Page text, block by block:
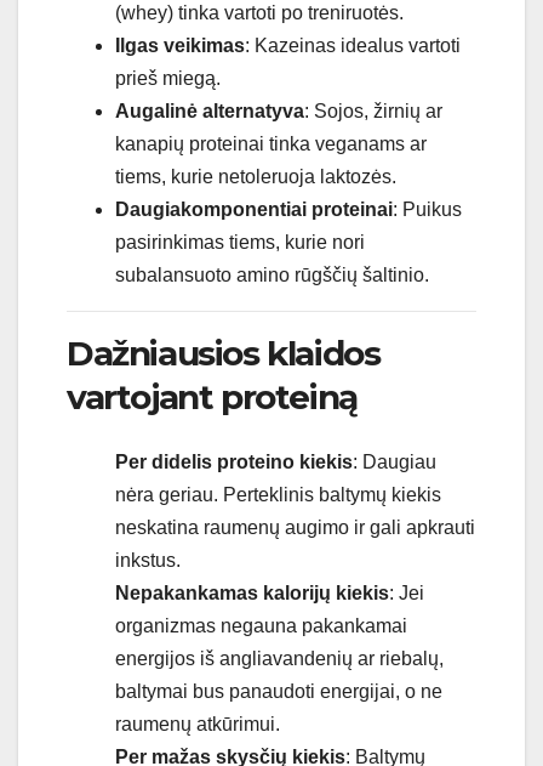
(whey) tinka vartoti po treniruotės.
Ilgas veikimas: Kazeinas idealus vartoti
prieš miegą.
Augalinė alternatyva: Sojos, žirnių ar
kanapių proteinai tinka veganams ar
tiems, kurie netoleruoja laktozės.
Daugiakomponentiai proteinai: Puikus
pasirinkimas tiems, kurie nori
subalansuoto amino rūgščių šaltinio.
Dažniausios klaidos
vartojant proteiną
Per didelis proteino kiekis: Daugiau
nėra geriau. Perteklinis baltymų kiekis
neskatina raumenų augimo ir gali apkrauti
inkstus.
Nepakankamas kalorijų kiekis: Jei
organizmas negauna pakankamai
energijos iš angliavandenių ar riebalų,
baltymai bus panaudoti energijai, o ne
raumenų atkūrimui.
Per mažas skysčių kiekis: Baltymų